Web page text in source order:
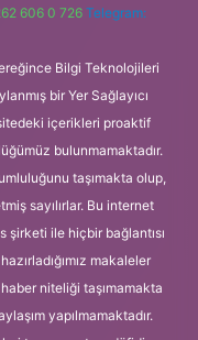
606 0 726 Telegram:
Bilgi Teknolojileri
bir Yer Sağlayıcı
içerikleri proaktif
bulunmamaktadır.
taşımakta olup,
sayılırlar. Bu internet
şirketi ile hiçbir bağlantısı
makaleler
niteliği taşımamakta
yapılmamaktadır.